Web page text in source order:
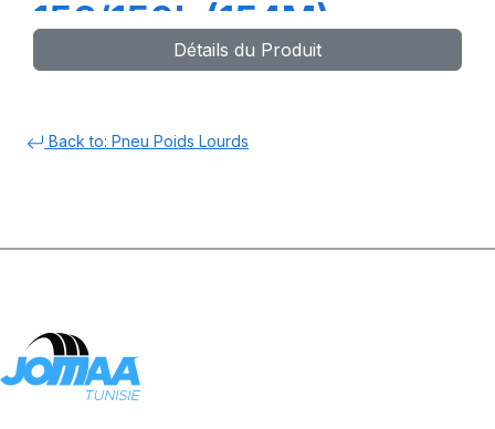
156/150L (154M)
Détails du Produit
Back to: Pneu Poids Lourds